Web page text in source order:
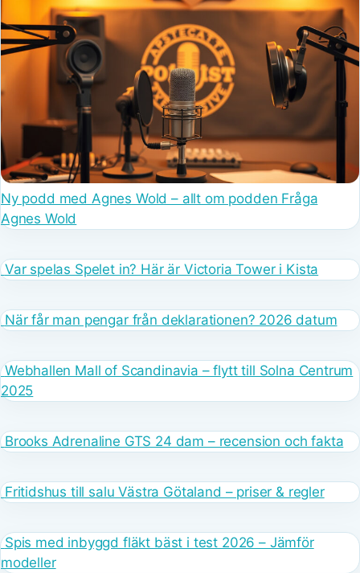
Ny podd med Agnes Wold – allt om podden Fråga
Agnes Wold
Var spelas Spelet in? Här är Victoria Tower i Kista
När får man pengar från deklarationen? 2026 datum
Webhallen Mall of Scandinavia – flytt till Solna Centrum
2025
Brooks Adrenaline GTS 24 dam – recension och fakta
Fritidshus till salu Västra Götaland – priser & regler
Spis med inbyggd fläkt bäst i test 2026 – Jämför
modeller